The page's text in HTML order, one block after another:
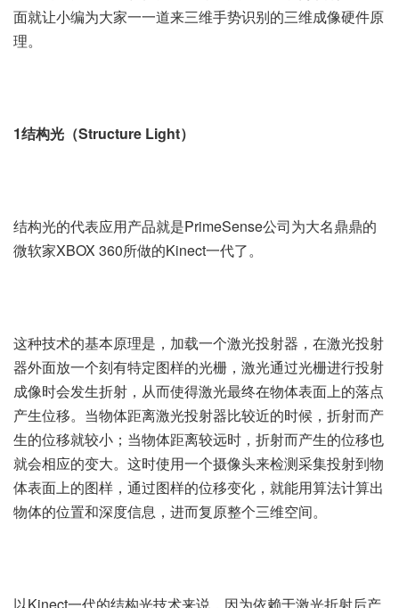
面就让小编为大家一一道来三维手势识别的三维成像硬件原
理。
1结构光（Structure Light）
结构光的代表应用产品就是PrimeSense公司为大名鼎鼎的
微软家XBOX 360所做的Kinect一代了。
这种技术的基本原理是，加载一个激光投射器，在激光投射
器外面放一个刻有特定图样的光栅，激光通过光栅进行投射
成像时会发生折射，从而使得激光最终在物体表面上的落点
产生位移。当物体距离激光投射器比较近的时候，折射而产
生的位移就较小；当物体距离较远时，折射而产生的位移也
就会相应的变大。这时使用一个摄像头来检测采集投射到物
体表面上的图样，通过图样的位移变化，就能用算法计算出
物体的位置和深度信息，进而复原整个三维空间。